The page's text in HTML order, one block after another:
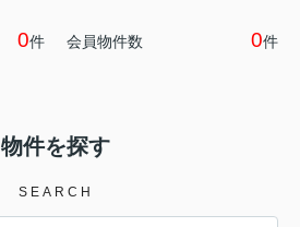
0件 会員物件数 0件
物件を探す
SEARCH